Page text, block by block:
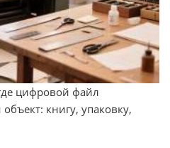
цифровой файл
книгу, упаковку,